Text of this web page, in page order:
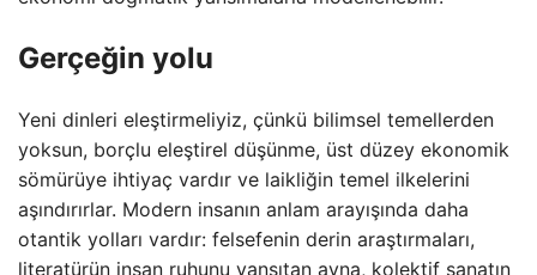
Gerçeğin yolu
Yeni dinleri eleştirmeliyiz, çünkü bilimsel temellerden
yoksun, borçlu eleştirel düşünme, üst düzey ekonomik
sömürüye ihtiyaç vardır ve laikliğin temel ilkelerini
aşındırırlar. Modern insanın anlam arayışında daha
otantik yolları vardır: felsefenin derin araştırmaları,
literatürün insan ruhunu yansıtan ayna, kolektif sanatın